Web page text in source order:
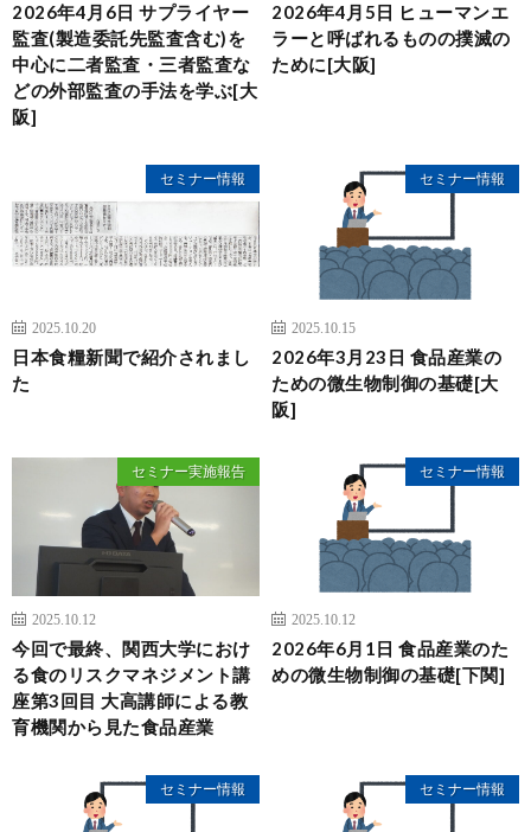
2026年4月6日 サプライヤー
監査(製造委託先監査含む)を
中心に二者監査・三者監査な
どの外部監査の手法を学ぶ[大
阪]
2026年4月5日 ヒューマンエ
ラーと呼ばれるものの撲滅の
ために[大阪]
セミナー情報
2025.10.20
日本食糧新聞で紹介されまし
た
セミナー情報
2025.10.15
2026年3月23日 食品産業の
ための微生物制御の基礎[大
阪]
セミナー実施報告
2025.10.12
今回で最終、関西大学におけ
る食のリスクマネジメント講
座第3回目 大高講師による教
育機関から見た食品産業
セミナー情報
2025.10.12
2026年6月1日 食品産業のた
めの微生物制御の基礎[下関]
セミナー情報 セミナー情報